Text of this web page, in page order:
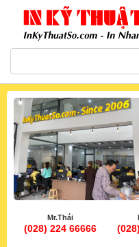
inkythuatso.com
Mr.Thái
(028) 224 66666